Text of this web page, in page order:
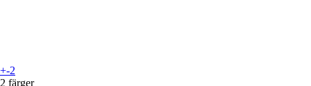
+-2
2 färger